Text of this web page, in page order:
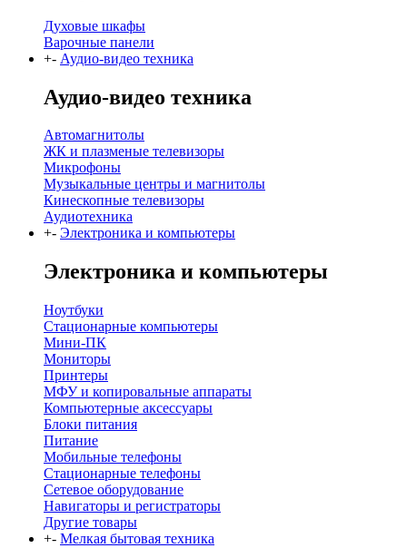
Духовые шкафы
Варочные панели
+- Аудио-видео техника
Аудио-видео техника
Автомагнитолы
ЖК и плазменые телевизоры
Микрофоны
Музыкальные центры и магнитолы
Кинескопные телевизоры
Аудиотехника
+- Электроника и компьютеры
Электроника и компьютеры
Ноутбуки
Стационарные компьютеры
Мини-ПК
Мониторы
Принтеры
МФУ и копировальные аппараты
Компьютерные аксессуары
Блоки питания
Питание
Мобильные телефоны
Стационарные телефоны
Сетевое оборудование
Навигаторы и регистраторы
Другие товары
+- Мелкая бытовая техника